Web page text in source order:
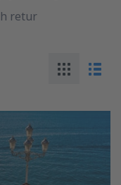
retur